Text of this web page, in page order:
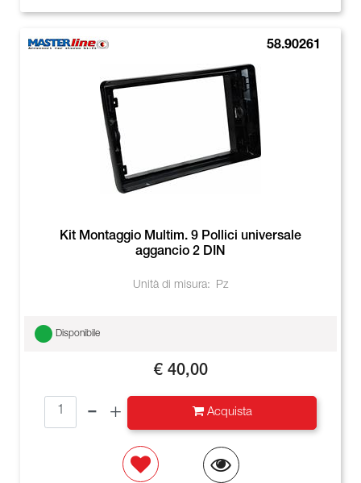
58.90261
Kit Montaggio Multim. 9 Pollici universale
aggancio 2 DIN
Unità di misura: Pz
Disponibile
€ 40,00
Acquista